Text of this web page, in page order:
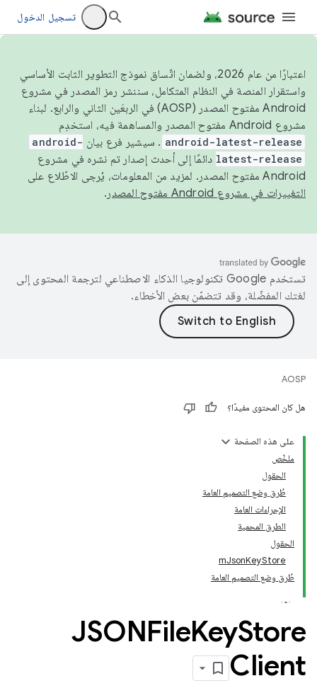
تسجيل الدخول
اعتبارًا من عام 2026، ولضمان اتّساق نموذج التطوير الثابت الأساسي
واستقرار المنصة في النظام المتكامل، سننشر رمز المصدر في مشروع
Android مفتوح المصدر (AOSP) في الربعَين الثاني والرابع. لبناء
مشروع Android مفتوح المصدر والمساهمة فيه، استخدِم
android-latest-release . سيشير فرع بيان android-
latest-release دائمًا إلى أحدث إصدار تم نشره في مشروع
Android مفتوح المصدر. لمزيد من المعلومات، يُرجى الاطّلاع على
التغييرات في مشروع Android مفتوح المصدر
.
تستخدم Google تكنولوجيا الذكاء الاصطناعي لترجمة المحتوى إلى
لغتك المفضّلة، وقد تتضمّن بعض الأخطاء.
AOSP
هل كان المحتوى مفيدًا؟
على هذه الصفحة
ملخّص
الحقول
طُرق وضع التصميم العامة
الإجراءات العامة
الطرق المحمية
الحقول
mJsonKeyStore
طُرق وضع التصميم العامة
JSONFileKeyStore
Client